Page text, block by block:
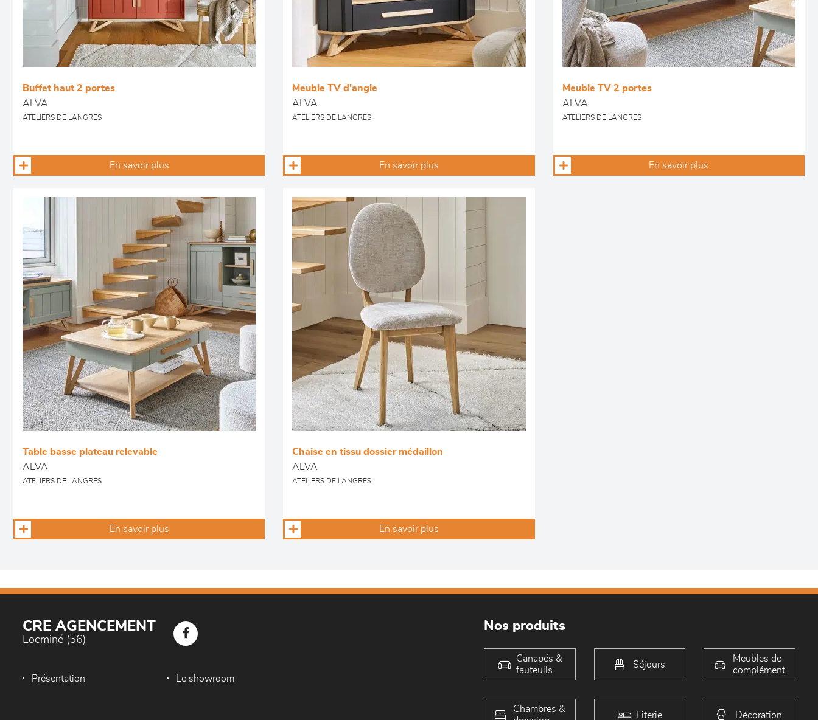
Buffet haut 2 portes
ALVA
ATELIERS DE LANGRES
En savoir plus
Meuble TV d'angle
ALVA
ATELIERS DE LANGRES
En savoir plus
Meuble TV 2 portes
ALVA
ATELIERS DE LANGRES
En savoir plus
Table basse plateau relevable
ALVA
ATELIERS DE LANGRES
En savoir plus
Chaise en tissu dossier médaillon
ALVA
ATELIERS DE LANGRES
En savoir plus
CRE AGENCEMENT
Locminé (56)
Présentation Le showroom
Nos produits
Canapés &
fauteuils
Séjours
Meubles de
complément
Chambres &
Literie Décoration